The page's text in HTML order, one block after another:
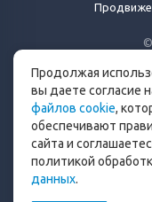
©
Продолжая
вы даете согласие
файлов cookie,
обеспечивают
сайта и
политикой
данных.